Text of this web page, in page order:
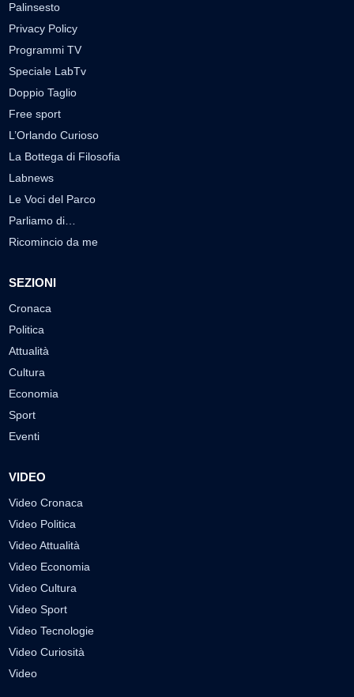
Palinsesto
Privacy Policy
Programmi TV
Speciale LabTv
Doppio Taglio
Free sport
L’Orlando Curioso
La Bottega di Filosofia
Labnews
Le Voci del Parco
Parliamo di…
Ricomincio da me
SEZIONI
Cronaca
Politica
Attualità
Cultura
Economia
Sport
Eventi
VIDEO
Video Cronaca
Video Politica
Video Attualità
Video Economia
Video Cultura
Video Sport
Video Tecnologie
Video Curiosità
Video